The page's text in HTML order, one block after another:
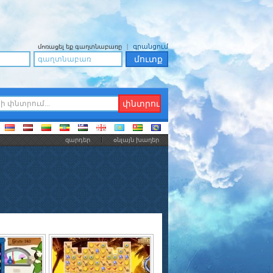
մոռացել եք գաղտնաբառը | գրանցում
զարդեր օնլայն խաղեր